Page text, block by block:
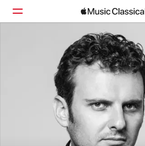
Explorar
Buscar